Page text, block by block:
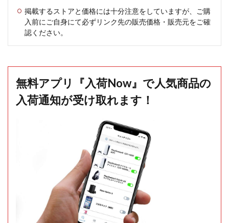
掲載するストアと価格には十分注意をしていますが、ご購
入前にご自身にて必ずリンク先の販売価格・販売元をご確
認ください。
無料アプリ『入荷Now』で人気商品の
入荷通知が受け取れます！